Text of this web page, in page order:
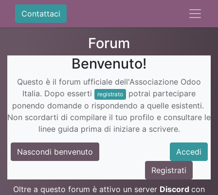
Contattaci
Forum
Benvenuto!
Questo è il forum ufficiale dell'Associazione Odoo
Italia. Dopo esserti
registrato
potrai partecipare
ponendo domande o rispondendo a quelle esistenti.
Non scordarti di compilare il tuo profilo e consultare le
linee guida prima di iniziare a scrivere.
Nascondi benvenuto
Accedi
Registrati
Oltre a questo forum è attivo un server Discord con